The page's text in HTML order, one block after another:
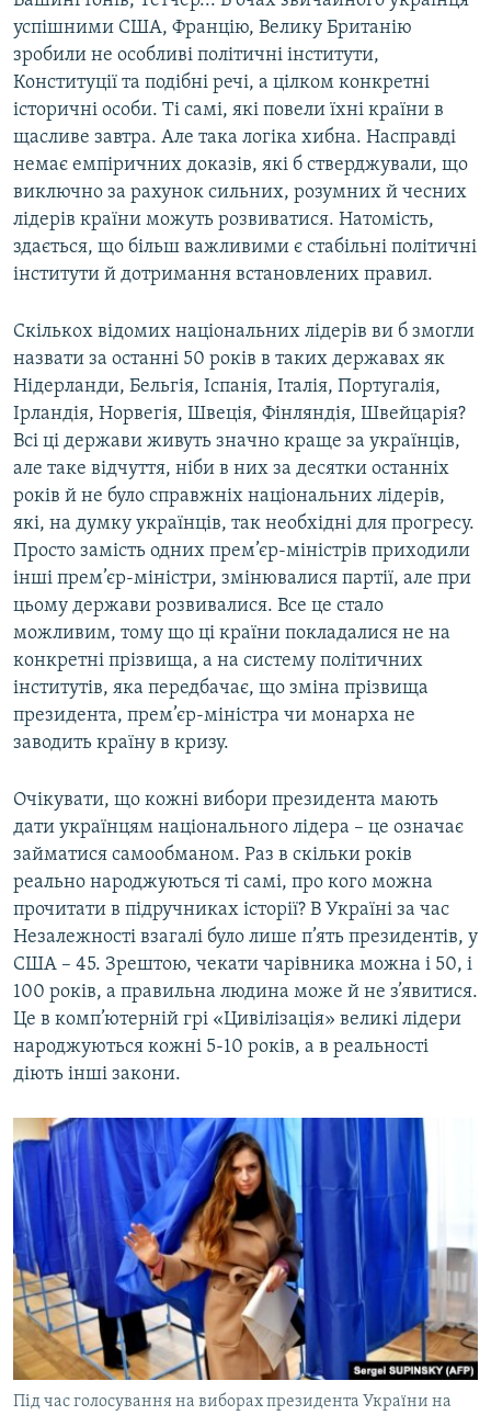
успішними США, Францію, Велику Британію
зробили не особливі політичні інститути,
Конституції та подібні речі, а цілком конкретні
історичні особи. Ті самі, які повели їхні країни в
щасливе завтра. Але така логіка хибна. Насправді
немає емпіричних доказів, які б стверджували, що
виключно за рахунок сильних, розумних й чесних
лідерів країни можуть розвиватися. Натомість,
здається, що більш важливими є стабільні політичні
інститути й дотримання встановлених правил.
Скількох відомих національних лідерів ви б змогли
назвати за останні 50 років в таких державах як
Нідерланди, Бельгія, Іспанія, Італія, Португалія,
Ірландія, Норвегія, Швеція, Фінляндія, Швейцарія?
Всі ці держави живуть значно краще за українців,
але таке відчуття, ніби в них за десятки останніх
років й не було справжніх національних лідерів,
які, на думку українців, так необхідні для прогресу.
Просто замість одних прем’єр-міністрів приходили
інші прем’єр-міністри, змінювалися партії, але при
цьому держави розвивалися. Все це стало
можливим, тому що ці країни покладалися не на
конкретні прізвища, а на систему політичних
інститутів, яка передбачає, що зміна прізвища
президента, прем’єр-міністра чи монарха не
заводить країну в кризу.
Очікувати, що кожні вибори президента мають
дати українцям національного лідера – це означає
займатися самообманом. Раз в скільки років
реально народжуються ті самі, про кого можна
прочитати в підручниках історії? В Україні за час
Незалежності взагалі було лише п’ять президентів, у
США – 45. Зрештою, чекати чарівника можна і 50, і
100 років, а правильна людина може й не з’явитися.
Це в комп’ютерній грі «Цивілізація» великі лідери
народжуються кожні 5-10 років, а в реальності
діють інші закони.
Під час голосування на виборах президента України на